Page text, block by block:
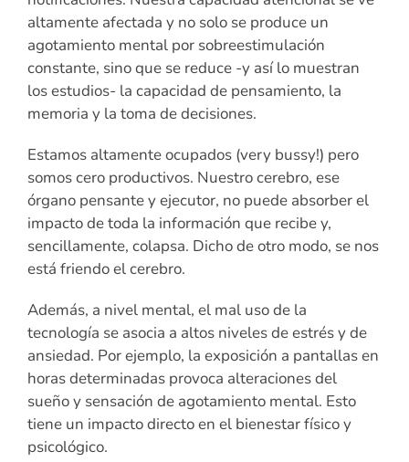
altamente afectada y no solo se produce un
agotamiento mental por sobreestimulación
constante, sino que se reduce -y así lo muestran
los estudios- la capacidad de pensamiento, la
memoria y la toma de decisiones.
Estamos altamente ocupados (very bussy!) pero
somos cero productivos. Nuestro cerebro, ese
órgano pensante y ejecutor, no puede absorber el
impacto de toda la información que recibe y,
sencillamente, colapsa. Dicho de otro modo, se nos
está friendo el cerebro.
Además, a nivel mental, el mal uso de la
tecnología se asocia a altos niveles de estrés y de
ansiedad. Por ejemplo, la exposición a pantallas en
horas determinadas provoca alteraciones del
sueño y sensación de agotamiento mental. Esto
tiene un impacto directo en el bienestar físico y
psicológico.